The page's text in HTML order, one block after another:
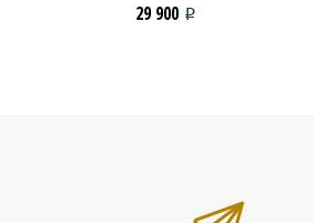
29 900 i